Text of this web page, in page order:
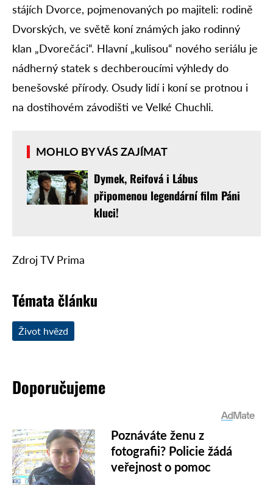
stájích Dvorce, pojmenovaných po majiteli: rodině
Dvorských, ve světě koní známých jako rodinný
klan „Dvorečáci“. Hlavní „kulisou“ nového seriálu je
nádherný statek s dechberoucími výhledy do
benešovské přírody. Osudy lidí i koní se protnou i
na dostihovém závodišti ve Velké Chuchli.
MOHLO BY VÁS ZAJÍMAT
Dymek, Reifová i Lábus
připomenou legendární film Páni
kluci!
Zdroj TV Prima
Témata článku
Život hvězd
Doporučujeme